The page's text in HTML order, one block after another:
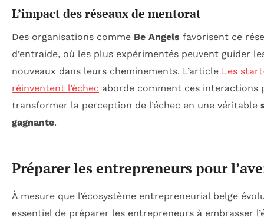
L’impact des réseaux de mentorat
Des organisations comme Be Angels favorisent ce
d’entraide, où les plus expérimentés peuvent guider
nouveaux dans leurs cheminements. L’article Les
réinventent l’échec aborde comment ces interactions
transformer la perception de l’échec en une véritable
gagnante.
Préparer les entrepreneurs pour
À mesure que l’écosystème entrepreneurial belge
essentiel de préparer les entrepreneurs à embrasser